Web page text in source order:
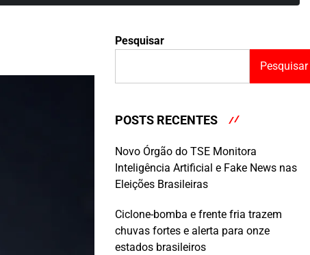
Pesquisar
Pesquisar
POSTS RECENTES
Novo Órgão do TSE Monitora
Inteligência Artificial e Fake News nas
Eleições Brasileiras
Ciclone-bomba e frente fria trazem
chuvas fortes e alerta para onze
estados brasileiros